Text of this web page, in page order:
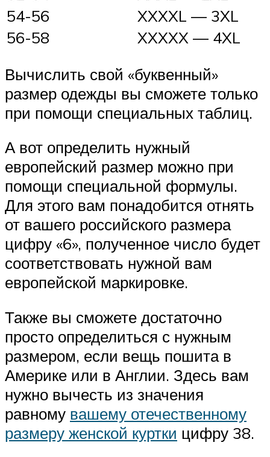
54-56
XXXXL — 3XL
56-58
XXXXX — 4XL
Вычислить свой «буквенный»
размер одежды вы сможете только
при помощи специальных таблиц.
А вот определить нужный
европейский размер можно при
помощи специальной формулы.
Для этого вам понадобится отнять
от вашего российского размера
цифру «6», полученное число будет
соответствовать нужной вам
европейской маркировке.
Также вы сможете достаточно
просто определиться с нужным
размером, если вещь пошита в
Америке или в Англии. Здесь вам
нужно вычесть из значения
равному вашему отечественному
размеру женской куртки цифру 38.